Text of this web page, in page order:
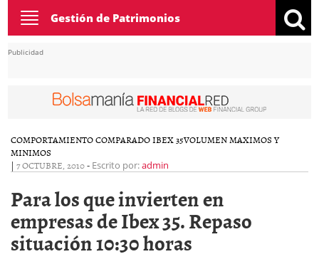
Toggle
navigation
Gestión de Patrimonios
Publicidad
COMPORTAMIENTO COMPARADO IBEX 35VOLUMEN MAXIMOS Y
MINIMOS
| 7 OCTUBRE, 2010- Escrito por:admin
Para los que invierten en
empresas de Ibex 35. Repaso
situación 10:30 horas